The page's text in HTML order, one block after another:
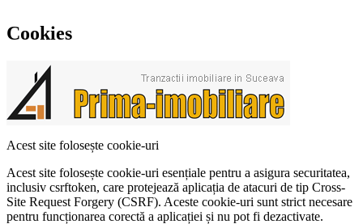
Cookies
Acest site folosește cookie-uri
Acest site folosește cookie-uri esențiale pentru a asigura securitatea,
inclusiv csrftoken, care protejează aplicația de atacuri de tip Cross-
Site Request Forgery (CSRF). Aceste cookie-uri sunt strict necesare
pentru funcționarea corectă a aplicației și nu pot fi dezactivate.